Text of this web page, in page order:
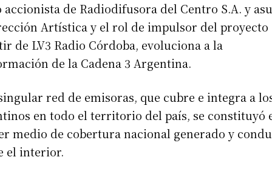
accionista de Radiodifusora del Centro S.A. y
Artística y el rol de impulsor del proyecto
de LV3 Radio Córdoba, evoluciona a la
de la Cadena 3 Argentina.
red de emisoras, que cubre e integra a
en todo el territorio del país, se constituyó
medio de cobertura nacional generado y
el interior.